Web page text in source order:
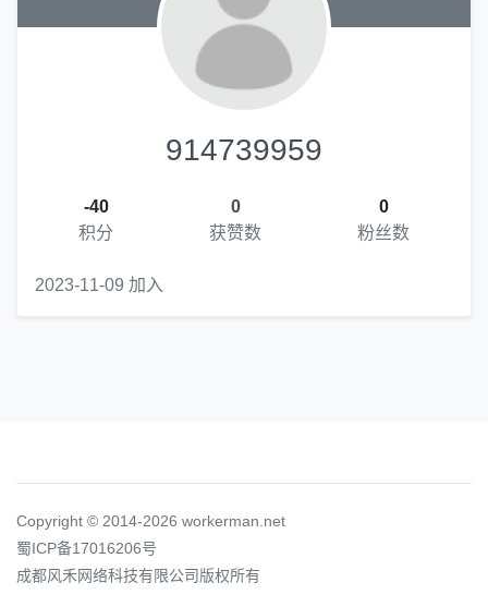
914739959
-40
积分
0
获赞数
0
粉丝数
2023-11-09 加入
Copyright © 2014-2026 workerman.net
蜀ICP备17016206号
成都风禾网络科技有限公司版权所有